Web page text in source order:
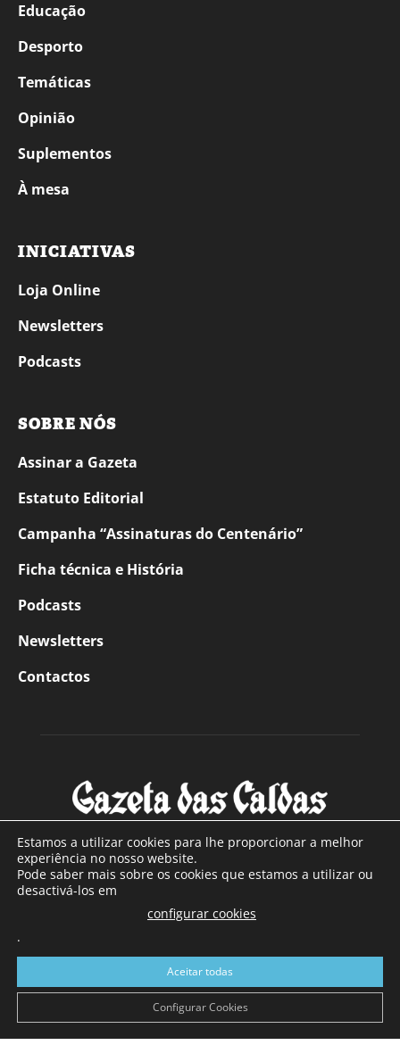
Educação
Desporto
Temáticas
Opinião
Suplementos
À mesa
INICIATIVAS
Loja Online
Newsletters
Podcasts
SOBRE NÓS
Assinar a Gazeta
Estatuto Editorial
Campanha “Assinaturas do Centenário”
Ficha técnica e História
Podcasts
Newsletters
Contactos
SOBRE NÓS
Com sede nas Caldas da Rainha e mais de 90 anos de
a sul de distrito de Leiria, com mais de 40.000 leitores por
toda a região Oeste. Jornal com distribuição em Portugal
Continental e assinatura online.
Estamos a utilizar cookies para lhe proporcionar a melhor
experiência no nosso website.
Pode saber mais sobre os cookies que estamos a utilizar ou
desactivá-los em
configurar cookies
.
Aceitar todas
Configurar Cookies